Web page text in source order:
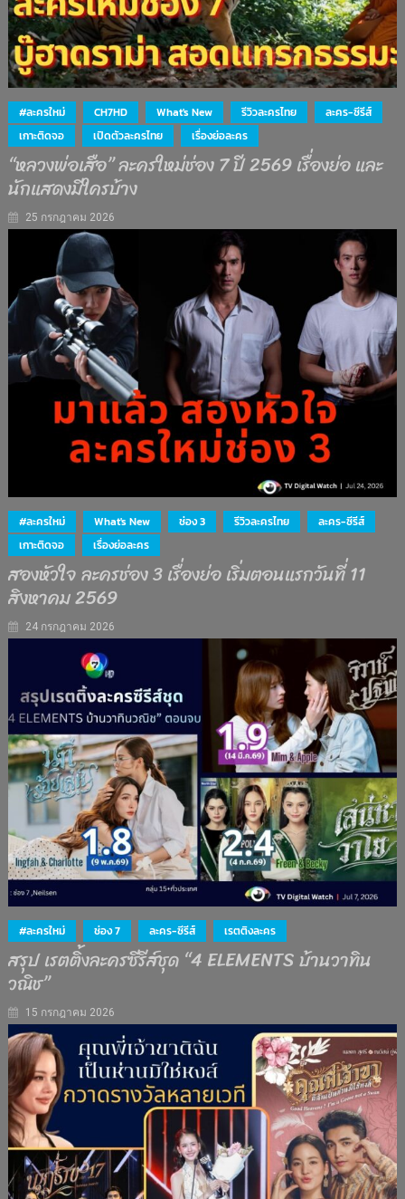
#ละครใหม่ CH7HD What's New รีวิวละครไทย
ละคร-ซีรีส์
เกาะติดจอ
เปิดตัวละครไทย เรื่องย่อละคร
“หลวงพ่อเสือ” ละครใหม่ช่อง 7 ปี 2569 เรื่องย่อ และ
นักแสดงมีใครบ้าง
25 กรกฎาคม 2026
#ละครใหม่ What's New ช่อง 3 รีวิวละครไทย
ละคร-ซีรีส์
เกาะติดจอ
เรื่องย่อละคร
สองหัวใจ ละครช่อง 3 เรื่องย่อ เริ่มตอนแรกวันที่ 11
สิงหาคม 2569
24 กรกฎาคม 2026
#ละครใหม่ ช่อง 7 ละคร-ซีรีส์ เรตติงละคร
สรุป เรตติ้งละครซีรีส์ชุด “4 ELEMENTS บ้านวาทิน
วณิช”
15 กรกฎาคม 2026